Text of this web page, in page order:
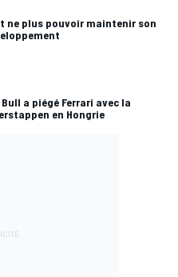
ne plus pouvoir maintenir son
a piégé Ferrari avec la
en Hongrie